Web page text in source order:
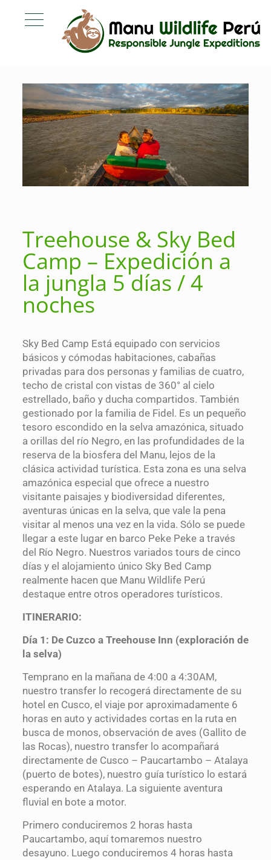
Treehouse & Sky Bed
Camp – Expedición a
la jungla 5 días / 4
noches
Sky Bed Camp Está equipado con servicios
básicos y cómodas habitaciones, cabañas
privadas para dos personas y familias de cuatro,
techo de cristal con vistas de 360° al cielo
estrellado, baño y ducha compartidos. También
gestionado por la familia de Fidel. Es un pequeño
tesoro escondido en la selva amazónica, situado
a orillas del río Negro, en las profundidades de la
reserva de la biosfera del Manu, lejos de la
clásica actividad turística. Esta zona es una selva
amazónica especial que ofrece a nuestro
visitante paisajes y biodiversidad diferentes,
aventuras únicas en la selva, que vale la pena
visitar al menos una vez en la vida. Sólo se puede
llegar a este lugar en barco Peke Peke a través
del Río Negro. Nuestros variados tours de cinco
días y el alojamiento único Sky Bed Camp
realmente hacen que Manu Wildlife Perú
destaque entre otros operadores turísticos.
ITINERARIO:
Día 1: De Cuzco a Treehouse Inn (exploración de
la selva)
Temprano en la mañana de 4:00 a 4:30AM,
nuestro transfer lo recogerá directamente de su
hotel en Cusco, el viaje por aproximadamente 6
horas en auto y actividades cortas en la ruta en
busca de monos, observación de aves (Gallito de
las Rocas), nuestro transfer lo acompañará
directamente de Cusco – Paucartambo – Atalaya
(puerto de botes), nuestro guía turístico lo estará
esperando en Atalaya. La siguiente aventura
fluvial en bote a motor.
Primero conduciremos 2 horas hasta
Paucartambo, aquí tomaremos nuestro
desayuno. Luego conduciremos 4 horas hasta